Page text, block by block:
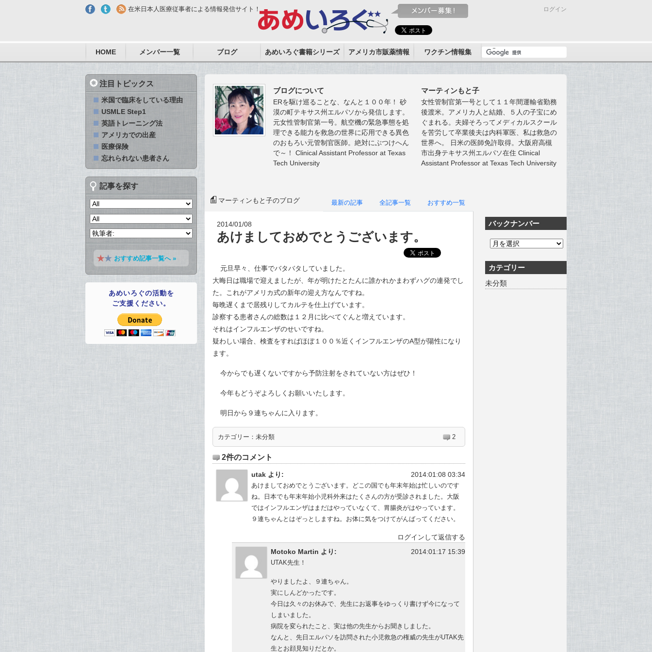
在米日本人医療従事者による情報発信サイト！ ログイン
HOME メンバー一覧 ブログ あめいろぐ書籍シリーズ アメリカ市販薬情報 ワクチン情報集
ブログについて
ERを駆け巡ることな、なんと１００年！ 砂
漠の町テキサス州エルパソから発信します。
元女性管制官第一号。航空機の緊急事態を処
理できる能力を救急の世界に応用できる異色
のおもろい元管制官医師。絶対にぶつけへん
で～！ Clinical Assistant Professor at Texas
Tech University
マーティンもと子
女性管制官第一号として１１年間運輸省勤務
後渡米。アメリカ人と結婚、５人の子宝にめ
ぐまれる。夫婦そろってメディカルスクール
を苦労して卒業後夫は内科軍医、私は救急の
世界へ。 日米の医師免許取得。大阪府高槻
市出身テキサス州エルパソ在住 Clinical
Assistant Professor at Texas Tech University
マーティンもと子のブログ 最新の記事 全記事一覧 おすすめ一覧
2014/01/08
あけましておめでとうございます。
元旦早々、仕事でバタバタしていました。
大晦日は職場で迎えましたが、年が明けたとたんに誰かれかまわずハグの連発でし
た。これがアメリカ式の新年の迎え方なんですね。
毎晩遅くまで居残りしてカルテを仕上げています。
診察する患者さんの総数は１２月に比べてぐんと増えています。
それはインフルエンザのせいですね。
疑わしい場合、検査をすればほぼ１００％近くインフルエンザのA型が陽性になり
ます。
今からでも遅くないですから予防注射をされていない方はぜひ！
今年もどうぞよろしくお願いいたします。
明日から９連ちゃんに入ります。
カテゴリー： 未分類 2
2件のコメント
utak より: 2014:01:08 03:34
あけましておめでとうございます。どこの国でも年末年始は忙しいのです
ね。日本でも年末年始小児科外来はたくさんの方が受診されました。大阪
ではインフルエンザはまだはやっていなくて、胃腸炎がはやっています。
９連ちゃんとはぞっとしますね。お体に気をつけてがんばってください。
ログインして返信する
Motoko Martin より:
2014:01:17 15:39
UTAK先生！
やりましたよ、９連ちゃん。
実にしんどかったです。
今日は久々のお休みで、先生にお返事をゆっくり書けず今になって
しまいました。
病院を変られたこと、実は他の先生からお聞きしました。
なんと、先日エルパソを訪問された小児救急の権威の先生がUTAK先
生とお顔見知りだとか。
バックナンバー
カテゴリー
未分類
注目トピックス
米国で臨床をしている理由
USMLE Step1
英語トレーニング法
アメリカでの出産
医療保険
忘れられない患者さん
記事を探す
おすすめ記事一覧へ »
あめいろぐの活動を
ご支援ください。